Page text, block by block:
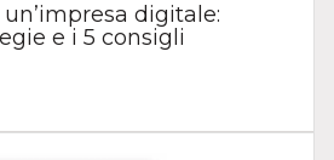
digitale:
e i 5 consigli